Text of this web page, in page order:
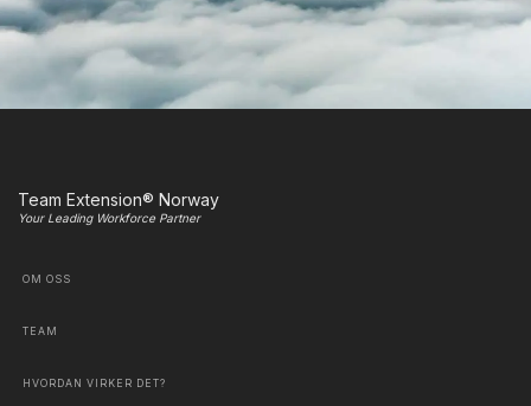
Team Extension® Norway
Your Leading Workforce Partner
OM OSS
TEAM
HVORDAN VIRKER DET?